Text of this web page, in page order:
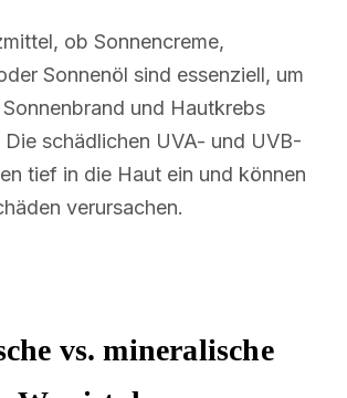
ob Sonnencreme,
Sonnenöl sind essenziell, um
und Hautkrebs
schädlichen UVA- und UVB-
tief in die Haut ein und können
verursachen.
vs. mineralische